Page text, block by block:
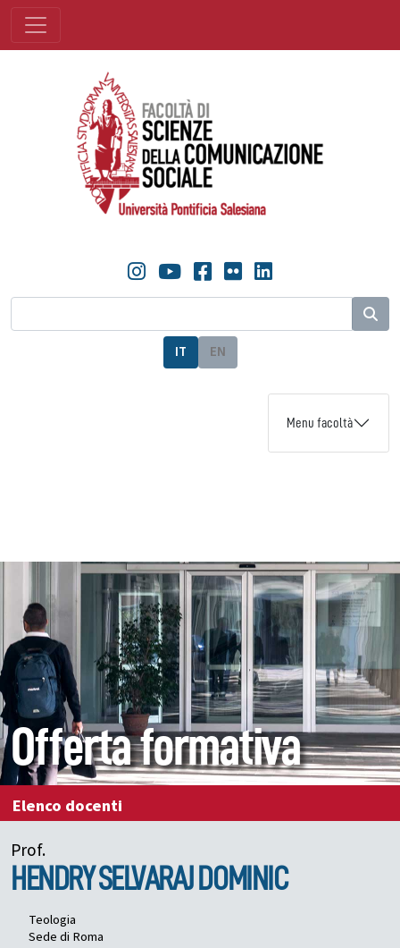
IT EN
Menu facoltà
Offerta formativa
Elenco docenti
Prof.
HENDRY SELVARAJ DOMINIC
Teologia
Sede di Roma